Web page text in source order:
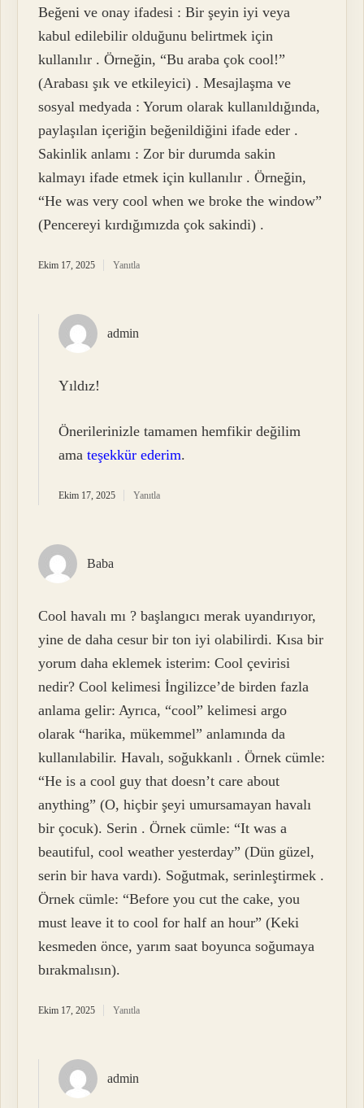
Beğeni ve onay ifadesi : Bir şeyin iyi veya
kabul edilebilir olduğunu belirtmek için
kullanılır . Örneğin, “Bu araba çok cool!”
(Arabası şık ve etkileyici) . Mesajlaşma ve
sosyal medyada : Yorum olarak kullanıldığında,
paylaşılan içeriğin beğenildiğini ifade eder .
Sakinlik anlamı : Zor bir durumda sakin
kalmayı ifade etmek için kullanılır . Örneğin,
“He was very cool when we broke the window”
(Pencereyi kırdığımızda çok sakindi) .
Ekim 17, 2025 Yanıtla
admin
Yıldız!
Önerilerinizle tamamen hemfikir değilim
amateşekkür ederim.
Ekim 17, 2025 Yanıtla
Baba
Cool havalı mı ? başlangıcı merak uyandırıyor,
yine de daha cesur bir ton iyi olabilirdi. Kısa bir
yorum daha eklemek isterim: Cool çevirisi
nedir? Cool kelimesi İngilizce’de birden fazla
anlama gelir: Ayrıca, “cool” kelimesi argo
olarak “harika, mükemmel” anlamında da
kullanılabilir. Havalı, soğukkanlı . Örnek cümle:
“He is a cool guy that doesn’t care about
anything” (O, hiçbir şeyi umursamayan havalı
bir çocuk). Serin . Örnek cümle: “It was a
beautiful, cool weather yesterday” (Dün güzel,
serin bir hava vardı). Soğutmak, serinleştirmek .
Örnek cümle: “Before you cut the cake, you
must leave it to cool for half an hour” (Keki
kesmeden önce, yarım saat boyunca soğumaya
bırakmalısın).
Ekim 17, 2025 Yanıtla
admin